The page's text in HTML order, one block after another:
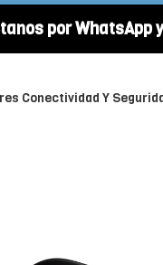
por WhatsApp
Conectividad Y